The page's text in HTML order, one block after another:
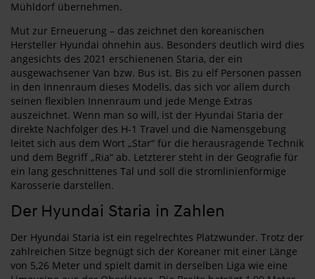
Mühldorf übernehmen.
Mut zur Erneuerung – das zeichnet den koreanischen
Hersteller Hyundai ohnehin aus. Besonders deutlich wird dies
angesichts des 2021 erschienenen Staria, der ein
ausgewachsener Van bzw. Bus ist. Bis zu elf Personen passen
in den Innenraum dieses Modells, das sich vor allem durch
seinen flexiblen Innenraum und jede Menge Extras
auszeichnet. Wenn man so will, ist der Hyundai Staria der
direkte Nachfolger des H-1 Travel und die Namensgebung
leitet sich aus dem Wort „Star“ für die herausragende Technik
und dem Begriff „Ria“ ab. Letzterer steht in der Geografie für
ein lang geschnittenes Tal und soll die stromlinienförmige
Karosserie darstellen.
Der Hyundai Staria in Zahlen
Der Hyundai Staria ist ein regelrechtes Platzwunder. Trotz der
zahlreichen Sitze begnügt sich der Koreaner mit einer Länge
von 5,26 Meter und spielt damit in derselben Liga wie eine